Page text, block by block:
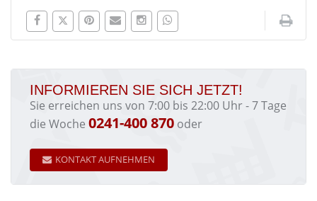
INFORMIEREN SIE SICH JETZT!
Sie erreichen uns von 7:00 bis 22:00 Uhr - 7 Tage
die Woche 0241-400 870 oder
KONTAKT AUFNEHMEN